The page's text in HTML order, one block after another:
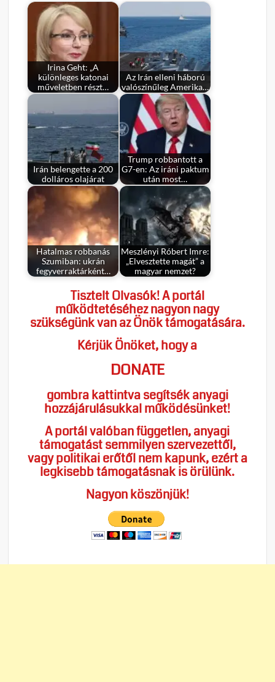
Irina Geht: „A
különleges katonai
műveletben részt…
Az Irán elleni háború
valószínűleg Amerika…
Irán belengette a 200
dolláros olajárat
Trump robbantott a
G7-en: Az iráni paktum
után most…
Hatalmas robbanás
Szumiban: ukrán
fegyverraktárként…
Meszlényi Róbert Imre:
„Elvesztette magát” a
magyar nemzet?
Tisztelt Olvasók! A portál
működtetéséhez nagyon nagy
szükségünk van az Önök támogatására.
Kérjük Önöket, hogy a
DONATE
gombra kattintva segítsék anyagi
hozzájárulásukkal működésünket!
A portál valóban független, anyagi
támogatást semmilyen szervezettől,
vagy politikai erőtől nem kapunk, ezért a
legkisebb támogatásnak is örülünk.
Nagyon köszönjük!